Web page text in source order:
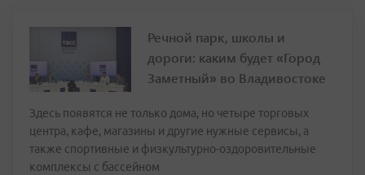
Речной парк, школы и
дороги: каким будет «Город
Заметный» во Владивостоке
Здесь появятся не только дома, но четыре торговых
центра, кафе, магазины и другие нужные сервисы, а
также спортивные и физкультурно-оздоровительные
комплексы с бассейном